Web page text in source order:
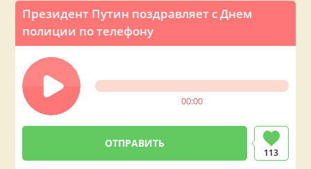
Президент Путин поздравляет с Днем
полиции по телефону
00:00
113